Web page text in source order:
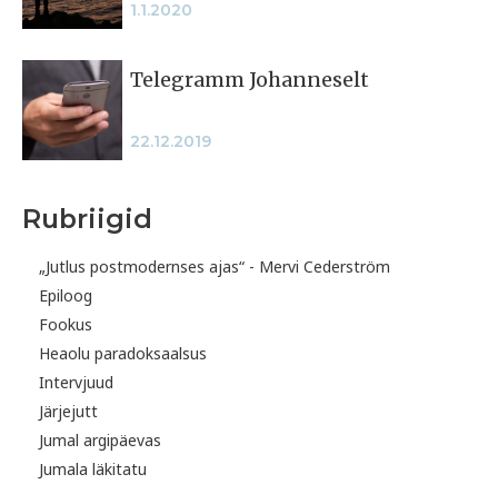
1.1.2020
Telegramm Johanneselt
22.12.2019
Rubriigid
„Jutlus postmodernses ajas“ - Mervi Cederström
Epiloog
Fookus
Heaolu paradoksaalsus
Intervjuud
Järjejutt
Jumal argipäevas
Jumala läkitatu